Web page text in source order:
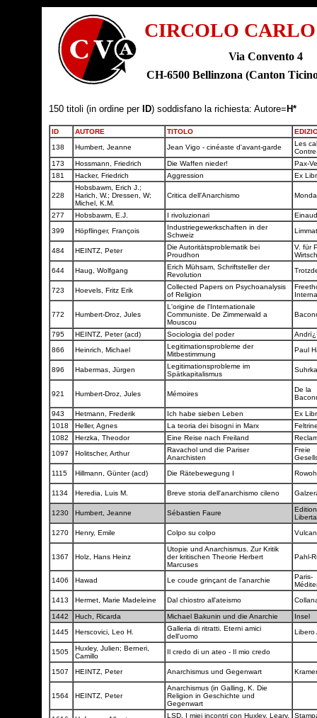
CIRCOLO
Via Convento 4
CH-6500 Bellinzona (Canton
150 titoli (in ordine per ID) soddisfano la richiesta: Autore= H*
ID AUTORE TITOLO
138
Humbert, Jeanne Jean Vigo - cinéaste d'avant-garde
Les
173
Hossmann, Friedrich Die Waffen nieder!
Pax-
181
Hacker, Friedrich Aggression Ex
228
Hobsbawm, Erich J.;
Harich, W.; Dressen, W;
Michel, K.M.
Critica dell'Anarchismo
277 Hobsbawm, E.J. I rivoluzionari
399
Höpflinger, François
Industriegewerkschaften in der
Schweiz
484 HEINTZ, Peter
Die Autoritätsproblematik bei
Proudhon
V. für
644
Haug, Wolfgang
Erich Mühsam, Schriftsteller der
Revolution
723 Hoevels, Fritz Erik
Collected Papers on Psychoanalysis
of Religion
772 Humbert-Droz, Jules
L'origine de l'Internationale
Communiste. De Zimmerwald a
Mouscou
795 HEINTZ, Peter (acd) Sociologia del poder
866
Heinrich, Michael
Legitimationsprobleme der
Mitbestimmung
Paul
896 Habermas, Jürgen
Legitimationsprobleme im
Spätkapitalismus
921 Humbert-Droz, Jules Mémoires
De la
943 Hetmann, Frederik Ich habe sieben Leben
Ex
1018
Heller, Agnes La teoria dei bisogni in Marx
1082
Herzka, Theodor Eine Reise nach Freiland
1097
Holitscher, Arthur
Ravachol und die Pariser
Anarchisten
Freie
1115
Hillmann, Günter (acd) Die Rätebewegung I
1134 Heredia, Luis M. Breve storia dell'anarchismo cileno
1230 Humbert, Jeanne Sébastien Faure
1270
Henry, Emile Colpo su colpo
1367 Holz, Hans Heinz
Utopie und Anarchismus. Zur Kritik
der kritischen Theorie Herbert
Marcuses
Pahl-
1406 Hawad Le coude grinçant de l'anarchie
Paris-
1413
Hermet, Marie Madeleine Dal chiostro all'ateismo
1442 Huch, Ricarda Michael Bakunin und die Anarchie
Insel
1445
Herscovici, Leo H.
Galleria di ritratti. Eterni amici
dell'uomo
Libero
1505
Huxley, Julien; Berneri,
Camillo
Il credo di un ateo - Il mio credo
1507 HEINTZ, Peter Anarchismus und Gegenwart
1564 HEINTZ, Peter
Anarchismus (in Galling, K. Die
Religion in Geschichte und
Gegenwart
LSD. I miei incontri con Huxley, Leary,